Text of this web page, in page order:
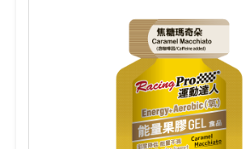
能
量
果
42g
葡
萄
口